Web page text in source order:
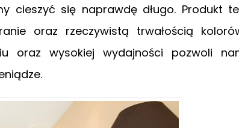
cieszyć się naprawdę długo. Produkt
oraz rzeczywistą trwałością
oraz wysokiej wydajności pozwoli